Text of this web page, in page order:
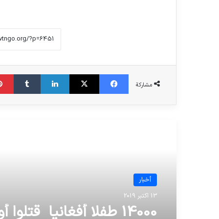
مشاركة
فیس بوک X لینکدین ‫تامبلر
أخبار
13 اکتبر 2019
14000 طفلا أفغانيا